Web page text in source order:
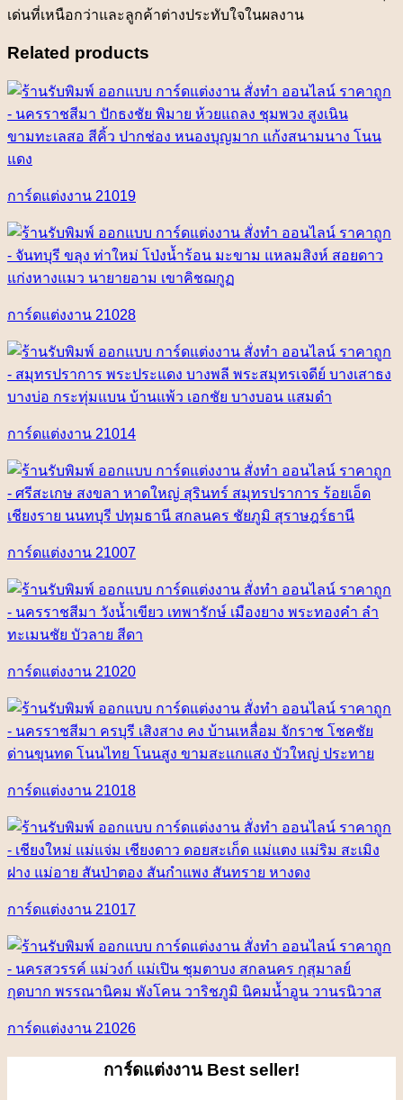
เด่นที่เหนือกว่าและลูกค้าต่างประทับใจในผลงาน
Related products
การ์ดแต่งงาน 21019
การ์ดแต่งงาน 21028
การ์ดแต่งงาน 21014
การ์ดแต่งงาน 21007
การ์ดแต่งงาน 21020
การ์ดแต่งงาน 21018
การ์ดแต่งงาน 21017
การ์ดแต่งงาน 21026
การ์ดแต่งงาน Best seller!